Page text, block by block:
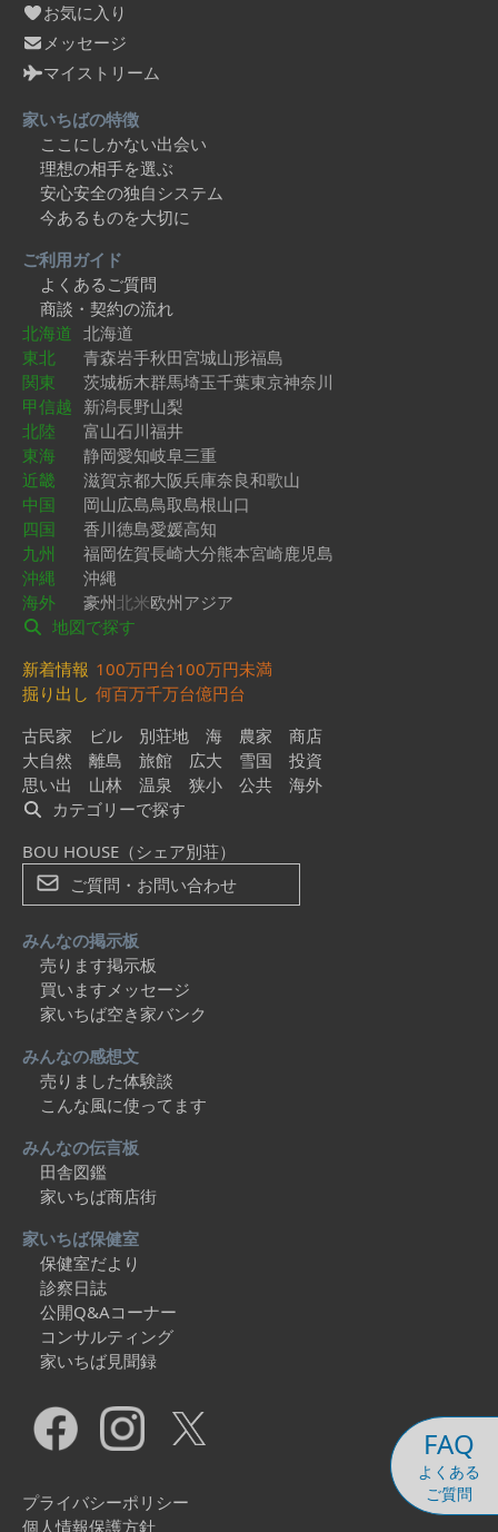
FAQ
よくある
ご質問
お気に入り
メッセージ
マイストリーム
家いちばの特徴
ここにしかない出会い
理想の相手を選ぶ
安心安全の独自システム
今あるものを大切に
ご利用ガイド
よくあるご質問
商談・契約の流れ
北海道 北海道
東北
青森岩手秋田宮城山形福島
関東
茨城栃木群馬埼玉千葉東京神奈川
甲信越 新潟長野山梨
北陸
富山石川福井
東海
静岡愛知岐阜三重
近畿
滋賀京都大阪兵庫奈良和歌山
中国
岡山広島鳥取島根山口
四国
香川徳島愛媛高知
九州
福岡佐賀長崎大分熊本宮崎鹿児島
沖縄
沖縄
海外
豪州北米欧州アジア
地図で探す
新着情報 100万円台100万円未満
掘り出し 何百万千万台億円台
古民家
ビル 別荘地 海 農家
商店
大自然
離島 旅館 広大 雪国
投資
思い出
山林 温泉 狭小 公共
海外
カテゴリーで探す
BOU HOUSE（シェア別荘）
ご質問・お問い合わせ
みんなの掲示板
売ります掲示板
買いますメッセージ
家いちば空き家バンク
みんなの感想文
売りました体験談
こんな風に使ってます
みんなの伝言板
田舎図鑑
家いちば商店街
家いちば保健室
保健室だより
診察日誌
公開Q&Aコーナー
コンサルティング
家いちば見聞録
プライバシーポリシー
個人情報保護方針